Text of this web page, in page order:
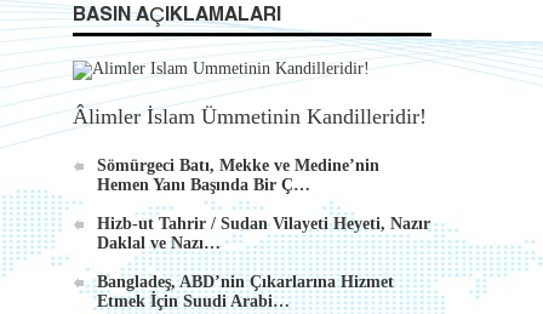
BASIN AÇIKLAMALARI
Âlimler İslam Ümmetinin Kandilleridir!
Sömürgeci Batı, Mekke ve Medine’nin
Hemen Yanı Başında Bir Ç…
Hizb-ut Tahrir / Sudan Vilayeti Heyeti, Nazır
Daklal ve Nazı…
Bangladeş, ABD’nin Çıkarlarına Hizmet
Etmek İçin Suudi Arabi…